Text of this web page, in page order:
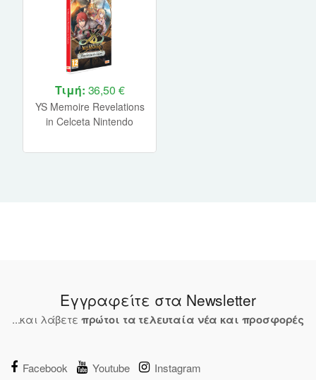
Τιμή: 36,50 €
YS Memoire Revelations
in Celceta Nintendo
Εγγραφείτε στα Newsletter
...και λάβετε πρώτοι τα τελευταία νέα και προσφορές
Facebook Youtube Instagram